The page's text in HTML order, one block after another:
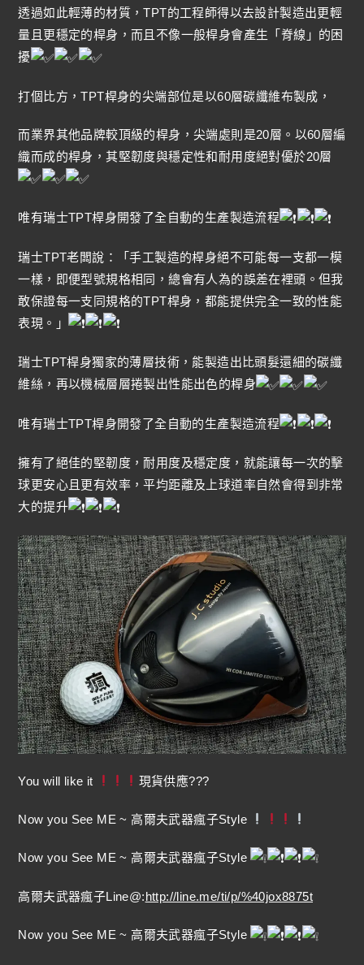
透過如此輕薄的材質，TPT的工程師得以去設計製造出更輕
量且更穩定的桿身，而且不像一般桿身會產生「脊線」的困
擾
打個比方，TPT桿身的尖端部位是以60層碳纖維布製成，
而業界其他品牌較頂級的桿身，尖端處則是20層。以60層編
織而成的桿身，其堅韌度與穩定性和耐用度絕對優於20層
唯有瑞士TPT桿身開發了全自動的生產製造流程
瑞士TPT老闆說：「手工製造的桿身絕不可能每一支都一模
一樣，即便型號規格相同，總會有人為的誤差在裡頭。但我
敢保證每一支同規格的TPT桿身，都能提供完全一致的性能
表現。」
瑞士TPT桿身獨家的薄層技術，能製造出比頭髮還細的碳纖
維絲，再以機械層層捲製出性能出色的桿身
唯有瑞士TPT桿身開發了全自動的生產製造流程
擁有了絕佳的堅韌度，耐用度及穩定度，就能讓每一次的擊
球更安心且更有效率，平均距離及上球道率自然會得到非常
大的提升
You will like it 現貨供應???
Now you See ME ~ 高爾夫武器瘋子Style
Now you See ME ~ 高爾夫武器瘋子Style
高爾夫武器瘋子Line@:http://line.me/ti/p/%40jox8875t
Now you See ME ~ 高爾夫武器瘋子Style